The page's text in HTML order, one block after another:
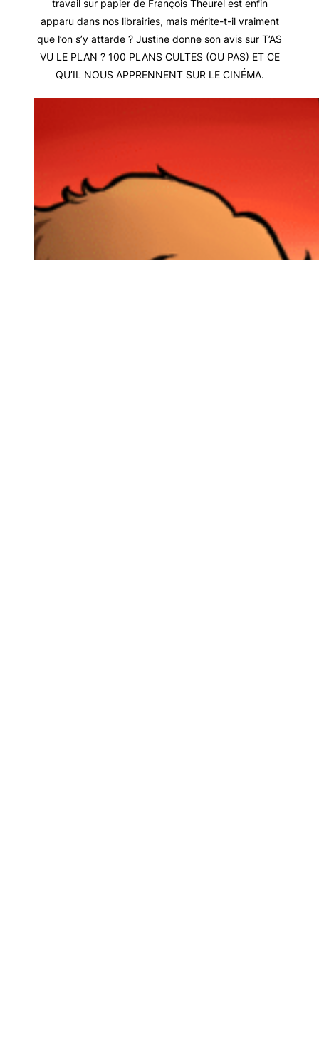
travail sur papier de François Theurel est enfin
apparu dans nos librairies, mais mérite-t-il vraiment
que l’on s’y attarde ? Justine donne son avis sur T’AS
VU LE PLAN ? 100 PLANS CULTES (OU PAS) ET CE
QU’IL NOUS APPRENNENT SUR LE CINÉMA.